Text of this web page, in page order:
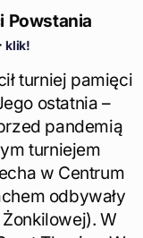
Powstania
klik!
turniej pamięci
ostatnia –
pandemią
turniejem
w Centrum
odbywały
W